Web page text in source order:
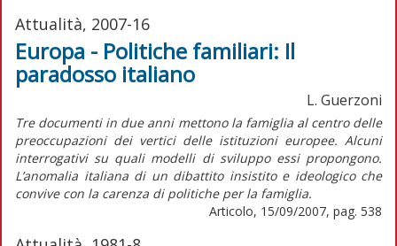
Attualità, 2007-16
Europa - Politiche familiari: Il
paradosso italiano
L. Guerzoni
Tre documenti in due anni mettono la famiglia al centro delle
preoccupazioni dei vertici delle istituzioni europee. Alcuni
interrogativi su quali modelli di sviluppo essi propongono.
L’anomalia italiana di un dibattito insistito e ideologico che
convive con la carenza di politiche per la famiglia.
Articolo, 15/09/2007, pag. 538